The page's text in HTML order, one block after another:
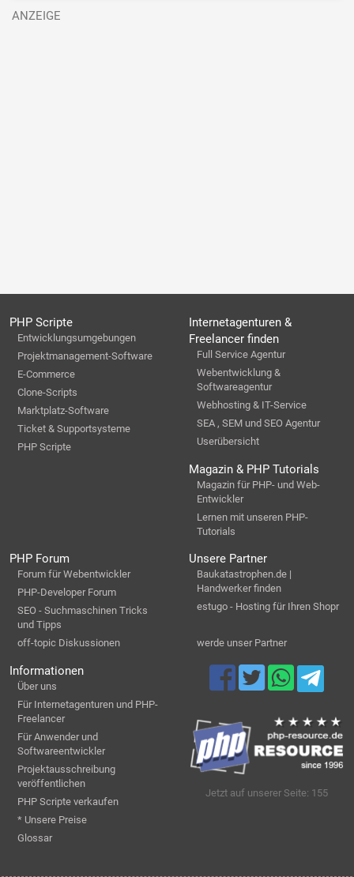
PHP Scripte
Entwicklungsumgebungen
Projektmanagement-Software
E-Commerce
Clone-Scripts
Marktplatz-Software
Ticket & Supportsysteme
PHP Scripte
Internetagenturen &
Freelancer finden
Full Service Agentur
Webentwicklung &
Softwareagentur
Webhosting & IT-Service
SEA , SEM und SEO Agentur
Userübersicht
Magazin & PHP Tutorials
Magazin für PHP- und Web-
Entwickler
Lernen mit unseren PHP-
Tutorials
PHP Forum
Forum für Webentwickler
PHP-Developer Forum
SEO - Suchmaschinen Tricks
und Tipps
off-topic Diskussionen
Unsere Partner
Baukatastrophen.de |
Handwerker finden
estugo - Hosting für Ihren Shopr
werde unser Partner
Informationen
Über uns
Für Internetagenturen und PHP-
Freelancer
Für Anwender und
Softwareentwickler
Projektausschreibung
veröffentlichen
PHP Scripte verkaufen
* Unsere Preise
Glossar
Jetzt auf unserer Seite: 155